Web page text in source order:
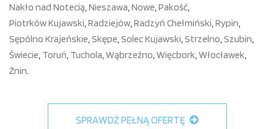
Nakło nad Notecią,Nieszawa,Nowe,Pakość,
Piotrków Kujawski,Radziejów,Radzyń Chełmiński,Rypin,
Sępólno Krajeńskie,Skępe,Solec Kujawski,Strzelno,Szubin,
Świecie, Toruń, Tuchola,Wąbrzeźno,Więcbork,Włocławek,
Żnin.
SPRAWDŹ PEŁNĄ OFERTĘ